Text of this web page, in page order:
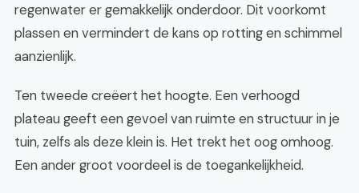
regenwater er gemakkelijk onderdoor. Dit voorkomt
plassen en vermindert de kans op rotting en schimmel
aanzienlijk.
Ten tweede creëert het hoogte. Een verhoogd
plateau geeft een gevoel van ruimte en structuur in je
tuin, zelfs als deze klein is. Het trekt het oog omhoog.
Een ander groot voordeel is de toegankelijkheid.